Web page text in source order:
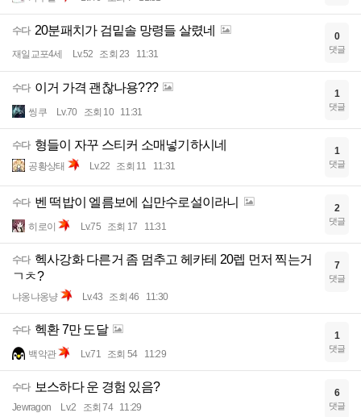
수다 20분패치가 검밑솔 망령들 살렸네
재일교포4세 Lv.52 조회 23 11:31
0
댓글
수다 이거 가격 괜찮나용???
씽쿠 Lv.70 조회 10 11:31
1
댓글
수다 형들이 자꾸 스티커 소매넣기하시네
공황상태 Lv.22 조회 11 11:31
1
댓글
수다 벤 떡밥이 엘름보에 십만수로설이라니
히로이 Lv.75 조회 17 11:31
2
댓글
수다 헥사강화 다른거 좀 멈추고 헤카테 20렙 먼저 찍는거
ㄱㅊ?
냐옹냐옹냥 Lv.43 조회 46 11:30
7
댓글
수다 헥환 7만 도달
백악관 Lv.71 조회 54 11:29
1
댓글
수다 보스하다 운 경험 있음?
Jewragon Lv.2 조회 74 11:29
6
댓글